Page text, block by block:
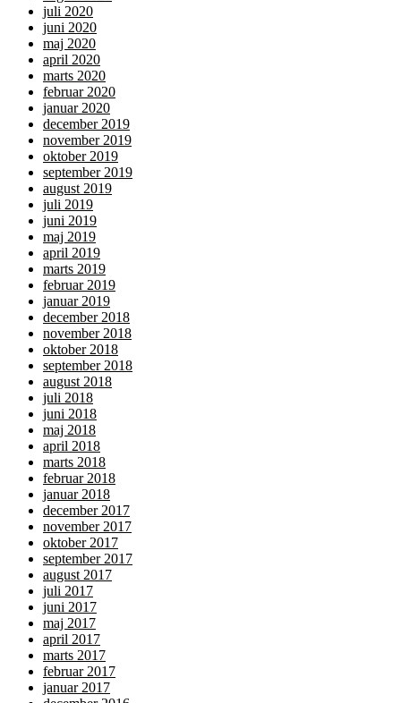
juli 2020
juni 2020
maj 2020
april 2020
marts 2020
februar 2020
januar 2020
december 2019
november 2019
oktober 2019
september 2019
august 2019
juli 2019
juni 2019
maj 2019
april 2019
marts 2019
februar 2019
januar 2019
december 2018
november 2018
oktober 2018
september 2018
august 2018
juli 2018
juni 2018
maj 2018
april 2018
marts 2018
februar 2018
januar 2018
december 2017
november 2017
oktober 2017
september 2017
august 2017
juli 2017
juni 2017
maj 2017
april 2017
marts 2017
februar 2017
januar 2017